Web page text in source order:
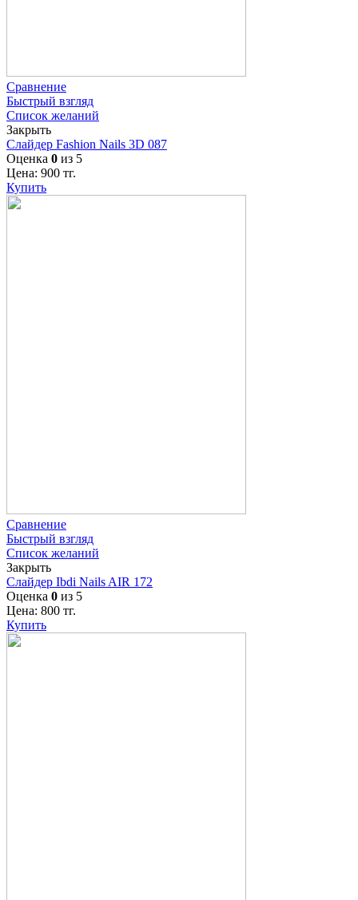
Сравнение
Быстрый взгляд
Список желаний
Закрыть
Слайдер Fashion Nails 3D 087
Оценка 0 из 5
Цена: 900 тг.
Купить
Сравнение
Быстрый взгляд
Список желаний
Закрыть
Слайдер Ibdi Nails AIR 172
Оценка 0 из 5
Цена: 800 тг.
Купить